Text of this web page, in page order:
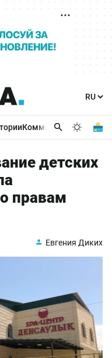
КомментарииБизнес
детских
правам
Евгения Диких